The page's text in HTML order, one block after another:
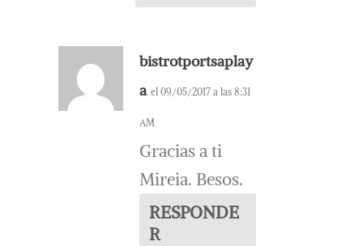
bistrotportsaplay
a el 09/05/2017 a las 8:31
AM
Gracias a ti
Mireia. Besos.
RESPONDE
R